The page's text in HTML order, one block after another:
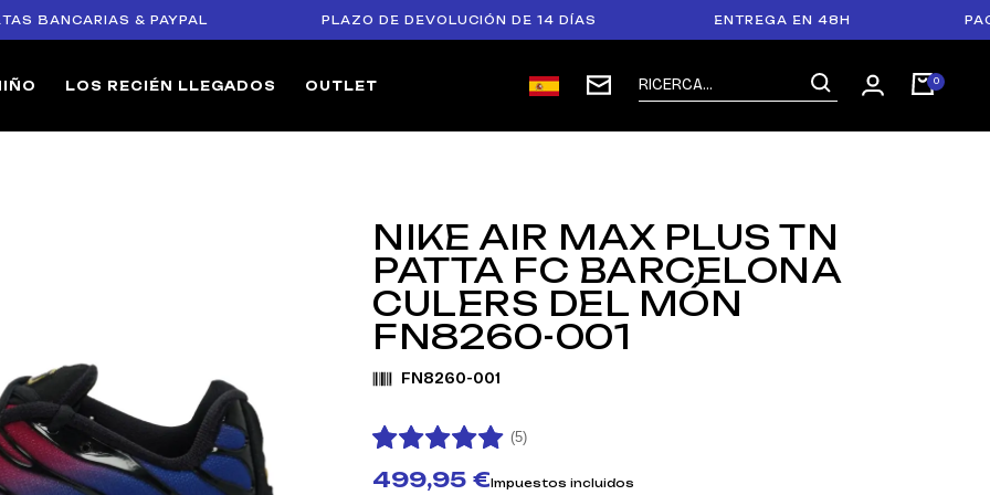
& PAYPAL PLAZO DE DEVOLUCIÓN DE 14 DÍAS ENTREGA EN 48H PAGO
LOS RECIÉN LLEGADOS OUTLET
NIKE AIR MAX PLUS TN
PATTA FC BARCELONA
CULERS DEL MÓN
FN8260-001
FN8260-001
(5)
499,95 €Impuestos incluidos